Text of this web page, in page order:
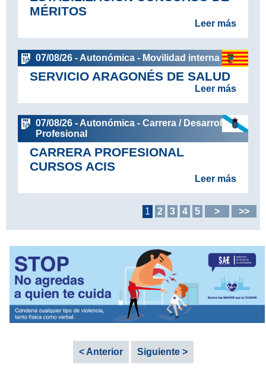
MÉRITOS
Leer más
07/08/26 - Autonómica - Movilidad interna
SERVICIO ARAGONÉS DE SALUD
Leer más
07/08/26 - Autonómica - Carrera / Desarrollo
Profesional
CARRERA PROFESIONAL
CURSOS ACIS
Leer más
1 2 3 4 5 > >>
< Anterior Siguiente >